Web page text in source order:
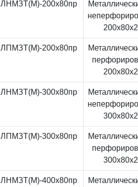
ЛНМЗТ(М)-200x80пр
ЛПМЗТ(М)-200x80пр
ЛНМЗТ(М)-300x80пр
ЛПМЗТ(М)-300x80пр
ЛНМЗТ(М)-400x80пр